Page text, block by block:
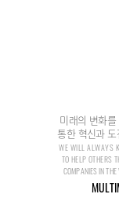
미래의 변화
통한 혁신과
WE WILL ALWAYS
TO HELP OTHERS
COMPANIES IN